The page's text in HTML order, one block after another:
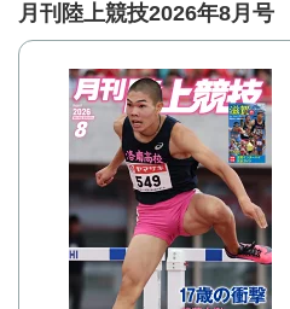
月刊陸上競技2026年8月号